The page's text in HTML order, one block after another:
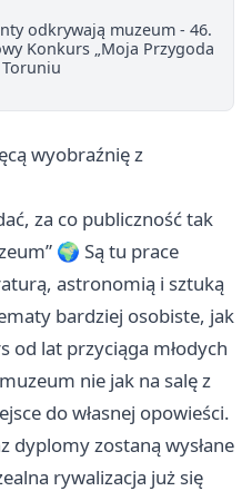
odkrywają muzeum - 46.
Konkurs „Moja Przygoda
wyobraźnię z
za co publiczność tak
🌍 Są tu prace
astronomią i sztuką
bardziej osobiste, jak
od lat przyciąga młodych
nie jak na salę z
do własnej opowieści.
dyplomy zostaną wysłane
rywalizacja już się